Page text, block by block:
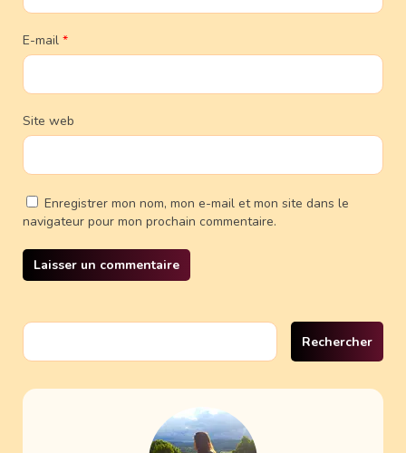
E-mail *
Site web
Enregistrer mon nom, mon e-mail et mon site dans le
navigateur pour mon prochain commentaire.
Rechercher :